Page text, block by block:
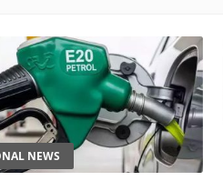
NEWS